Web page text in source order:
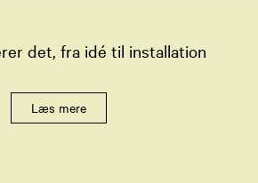
det, fra idé til installation
Læs mere